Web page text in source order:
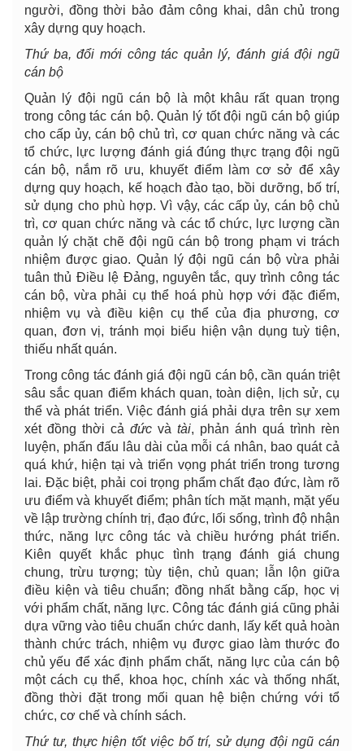
người, đồng thời bảo đảm công khai, dân chủ trong
xây dựng quy hoạch.
Thứ ba, đổi mới công tác quản lý, đánh giá đội ngũ
cán bộ
Quản lý đội ngũ cán bộ là một khâu rất quan trọng
trong công tác cán bộ. Quản lý tốt đội ngũ cán bộ giúp
cho cấp ủy, cán bộ chủ trì, cơ quan chức năng và các
tổ chức, lực lượng đánh giá đúng thực trạng đội ngũ
cán bộ, nắm rõ ưu, khuyết điểm làm cơ sở để xây
dựng quy hoạch, kế hoạch đào tạo, bồi dưỡng, bố trí,
sử dụng cho phù hợp. Vì vậy, các cấp ủy, cán bộ chủ
trì, cơ quan chức năng và các tổ chức, lực lượng cần
quản lý chặt chẽ đội ngũ cán bộ trong phạm vi trách
nhiệm được giao. Quản lý đội ngũ cán bộ vừa phải
tuân thủ Điều lệ Đảng, nguyên tắc, quy trình công tác
cán bộ, vừa phải cụ thể hoá phù hợp với đặc điểm,
nhiệm vụ và điều kiện cụ thể của địa phương, cơ
quan, đơn vị, tránh mọi biểu hiện vận dụng tuỳ tiện,
thiếu nhất quán.
Trong công tác đánh giá đội ngũ cán bộ, cần quán triệt
sâu sắc quan điểm khách quan, toàn diện, lịch sử, cụ
thể và phát triển. Việc đánh giá phải dựa trên sự xem
xét đồng thời cả đức và tài, phản ánh quá trình rèn
luyện, phấn đấu lâu dài của mỗi cá nhân, bao quát cả
quá khứ, hiện tại và triển vọng phát triển trong tương
lai. Đặc biệt, phải coi trọng phẩm chất đạo đức, làm rõ
ưu điểm và khuyết điểm; phân tích mặt mạnh, mặt yếu
về lập trường chính trị, đạo đức, lối sống, trình độ nhận
thức, năng lực công tác và chiều hướng phát triển.
Kiên quyết khắc phục tình trạng đánh giá chung
chung, trừu tượng; tùy tiện, chủ quan; lẫn lộn giữa
điều kiện và tiêu chuẩn; đồng nhất bằng cấp, học vị
với phẩm chất, năng lực. Công tác đánh giá cũng phải
dựa vững vào tiêu chuẩn chức danh, lấy kết quả hoàn
thành chức trách, nhiệm vụ được giao làm thước đo
chủ yếu để xác định phẩm chất, năng lực của cán bộ
một cách cụ thể, khoa học, chính xác và thống nhất,
đồng thời đặt trong mối quan hệ biện chứng với tổ
chức, cơ chế và chính sách.
Thứ tư, thực hiện tốt việc bố trí, sử dụng đội ngũ cán